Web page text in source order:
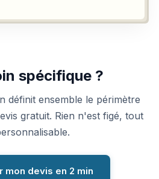
spécifique ?
définit ensemble le périmètre
gratuit. Rien n'est figé, tout
mon devis en 2 min